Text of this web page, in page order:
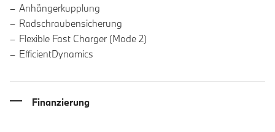
Anhängerkupplung
Radschraubensicherung
Flexible Fast Charger (Mode 2)
EfficientDynamics
Finanzierung